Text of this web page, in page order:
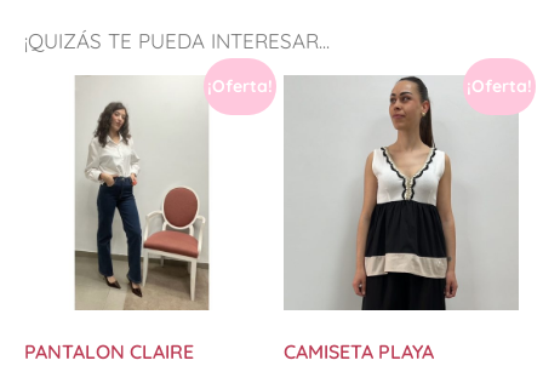
¡QUIZÁS TE PUEDA INTERESAR...
¡Oferta!
PANTALON CLAIRE
¡Oferta!
CAMISETA PLAYA